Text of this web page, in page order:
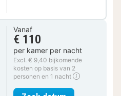
Vanaf
€ 110
per kamer per nacht
Excl. € 9,40 bijkomende
kosten op basis van 2
personen en 1 nacht